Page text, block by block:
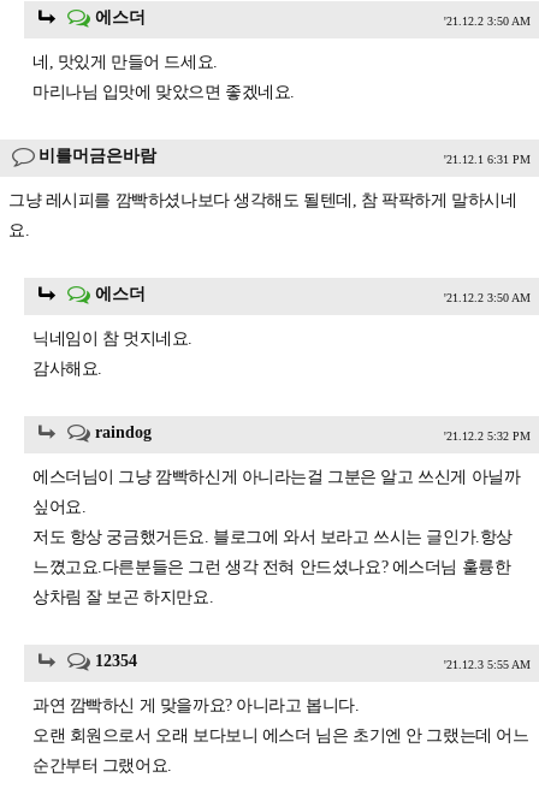
에스더 '21.12.2 3:50 AM
네, 맛있게 만들어 드세요.
마리나님 입맛에 맞았으면 좋겠네요.
비를머금은바람 '21.12.1 6:31 PM
그냥 레시피를 깜빡하셨나보다 생각해도 될텐데, 참 팍팍하게 말하시네
요.
에스더 '21.12.2 3:50 AM
닉네임이 참 멋지네요.
감사해요.
raindog '21.12.2 5:32 PM
에스더님이 그냥 깜빡하신게 아니라는걸 그분은 알고 쓰신게 아닐까
싶어요.
저도 항상 궁금했거든요. 블로그에 와서 보라고 쓰시는 글인가.항상
느꼈고요.다른분들은 그런 생각 전혀 안드셨나요? 에스더님 훌륭한
상차림 잘 보곤 하지만요.
12354 '21.12.3 5:55 AM
과연 깜빡하신 게 맞을까요? 아니라고 봅니다.
오랜 회원으로서 오래 보다보니 에스더 님은 초기엔 안 그랬는데 어느
순간부터 그랬어요.